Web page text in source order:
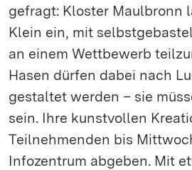
gefragt: Kloster Maulbronn
Klein ein, mit
an einem Wettbewerb
Hasen dürfen dabei nach
gestaltet werden – sie
sein. Ihre kunstvollen
Teilnehmenden bis
Infozentrum abgeben. Mit